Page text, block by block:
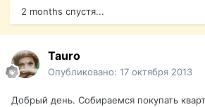
2 months спустя...
Tauro
Опубликовано: 17 октября 2013
Добрый день. Собираемся покупать